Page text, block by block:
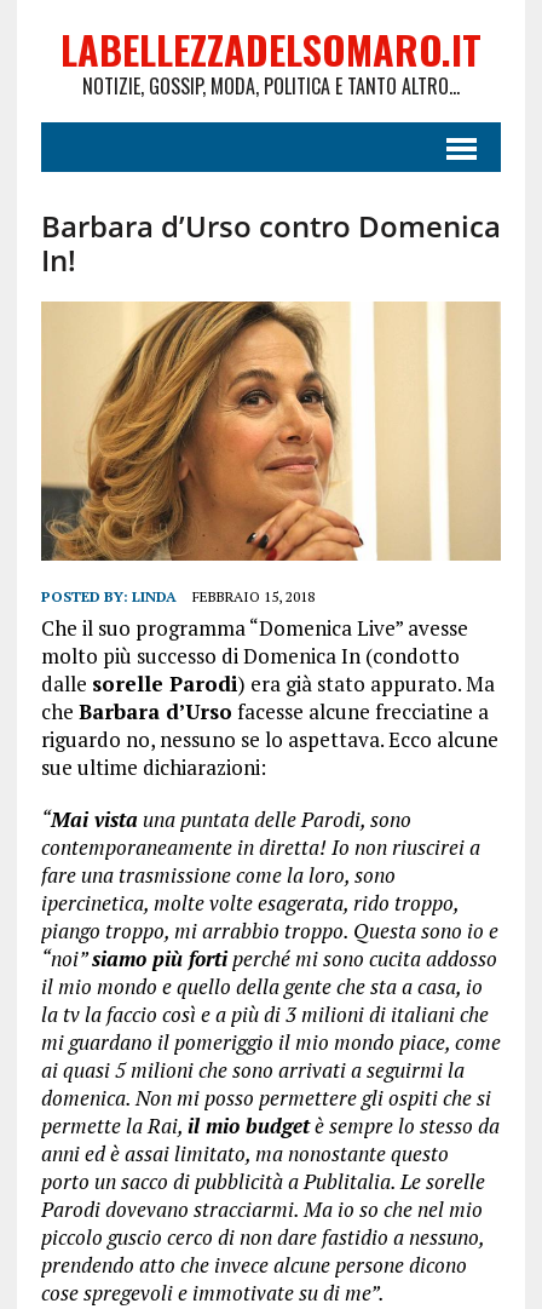
LABELLEZZADELSOMARO.IT
NOTIZIE, GOSSIP, MODA, POLITICA E TANTO ALTRO...
Barbara d’Urso contro Domenica
In!
POSTED BY: LINDA FEBBRAIO 15, 2018
Che il suo programma “Domenica Live” avesse
molto più successo di Domenica In (condotto
dalle sorelle Parodi) era già stato appurato. Ma
che Barbara d’Urso facesse alcune frecciatine a
riguardo no, nessuno se lo aspettava. Ecco alcune
sue ultime dichiarazioni:
“Mai vistauna puntata delle Parodi, sono
contemporaneamente in diretta! Io non riuscirei a
fare una trasmissione come la loro, sono
ipercinetica, molte volte esagerata, rido troppo,
piango troppo, mi arrabbio troppo. Questa sono io e
“noi”siamo più fortiperché mi sono cucita addosso
il mio mondo e quello della gente che sta a casa, io
la tv la faccio così e a più di 3 milioni di italiani che
mi guardano il pomeriggio il mio mondo piace, come
ai quasi 5 milioni che sono arrivati a seguirmi la
domenica. Non mi posso permettere gli ospiti che si
permette la Rai, il mio budgetè sempre lo stesso da
anni ed è assai limitato, ma nonostante questo
porto un sacco di pubblicità a Publitalia. Le sorelle
Parodi dovevano stracciarmi. Ma io so che nel mio
piccolo guscio cerco di non dare fastidio a nessuno,
prendendo atto che invece alcune persone dicono
cose spregevoli e immotivate su di me”.